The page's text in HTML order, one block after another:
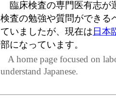
臨床検査の専門医有志が
検査の勉強や質問ができる
ていましたが、現在は 日本
部になっています。
A home page focused on
understand Japanese.